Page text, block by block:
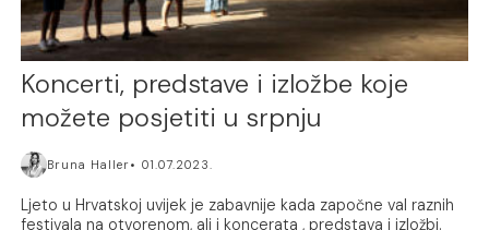
Koncerti, predstave i izložbe koje
možete posjetiti u srpnju
Bruna Haller 01.07.2023.
Ljeto u Hrvatskoj uvijek je zabavnije kada započne val raznih
festivala na otvorenom, ali i koncerata , predstava i izložbi.